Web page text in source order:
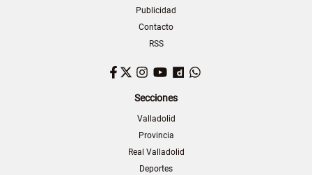
Publicidad
Contacto
RSS
Facebook
TwitterInstagram
YouTubeDailymotion
Secciones
Valladolid
Provincia
Real Valladolid
Deportes